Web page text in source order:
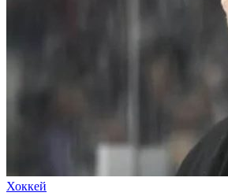
Хоккей